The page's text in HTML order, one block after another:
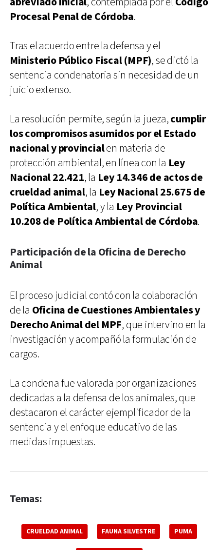
Procesal Penal de Córdoba.
Tras el acuerdo entre la defensa y el
Ministerio Público Fiscal (MPF), se dictó la
sentencia condenatoria sin necesidad de un
juicio extenso.
La resolución permite, según la jueza,cumplir
los compromisos asumidos por el Estado
nacional y provincialen materia de
protección ambiental, en línea con la Ley
Nacional 22.421, la Ley 14.346 de actos de
crueldad animal, la Ley Nacional 25.675 de
Política Ambiental, y la Ley Provincial
10.208 de Política Ambiental de Córdoba.
Participación de la Oficina de Derecho
Animal
El proceso judicial contó con la colaboración
de la Oficina de Cuestiones Ambientales y
Derecho Animal del MPF, que intervino en la
investigación y acompañó la formulación de
cargos.
La condena fue valorada por organizaciones
dedicadas a la defensa de los animales, que
destacaron el carácter ejemplificador de la
sentencia y el enfoque educativo de las
medidas impuestas.
Temas:
CRUELDAD ANIMAL FAUNA SILVESTRE PUMA